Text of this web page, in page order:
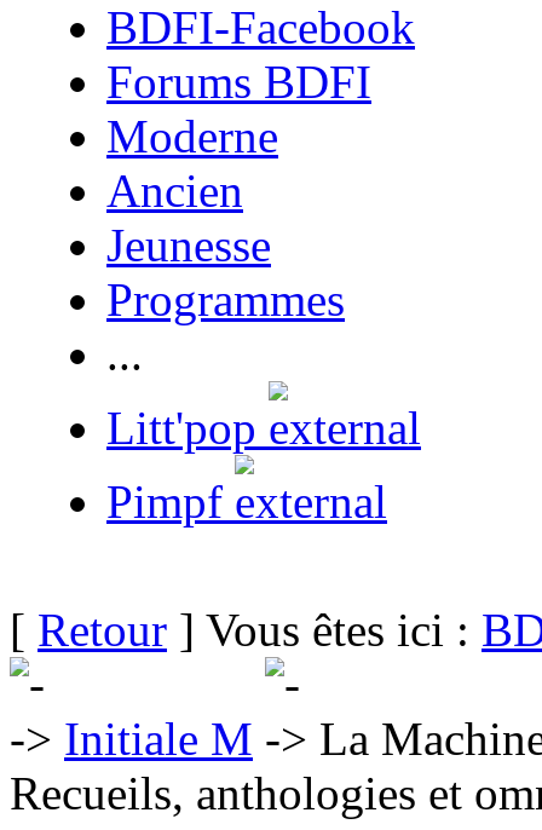
BDFI-Facebook
Forums BDFI
Moderne
Ancien
Jeunesse
Programmes
...
Litt'pop
Pimpf
[ Retour ] Vous êtes ici :
Initiale M
La
Recueils, anthologies et